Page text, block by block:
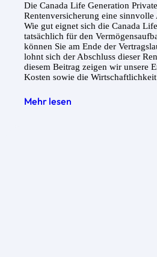
Die Canada Life Generation
Rentenversicherung eine sinnvolle
Wie gut eignet sich die Canada
tatsächlich für den
können Sie am Ende der
lohnt sich der Abschluss dieser
diesem Beitrag zeigen wir unsere
Kosten sowie die Wirtschaftlichkeit
Mehr lesen